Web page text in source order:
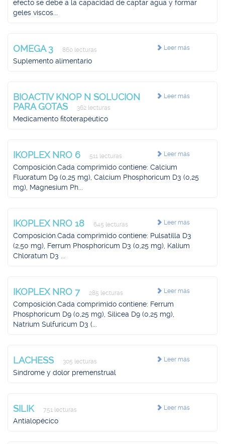
efecto se debe a la capacidad de captar agua y formar
geles viscos...
Leer más
OMEGA 3 860 lecturas
Suplemento alimentario
Leer más
BIOACTIV KNOP N SOLUCION
PARA GOTAS
362 lecturas
Medicamento fitoterapéutico
Leer más
IKOPLEX NRO 6 511 lecturas
Composición.Cada comprimido contiene: Calcium
Fluoratum D9 (0,25 mg), Calcium Phosphoricum D3 (0,25
mg), Magnesium Ph...
Leer más
IKOPLEX NRO 18 645 lecturas
Composición.Cada comprimido contiene: Pulsatilla D3
(2,50 mg), Ferrum Phosphoricum D3 (0,25 mg), Kalium
Chloratum D3 ...
Leer más
IKOPLEX NRO 7 285 lecturas
Composición.Cada comprimido contiene: Ferrum
Phosphoricum D9 (0,25 mg), Silicea D9 (0,25 mg),
Natrium Sulfuricum D3 (...
Leer más
LACHESS 305 lecturas
Síndrome y dolor premenstrual
Leer más
SILIK 751 lecturas
Antialopécico